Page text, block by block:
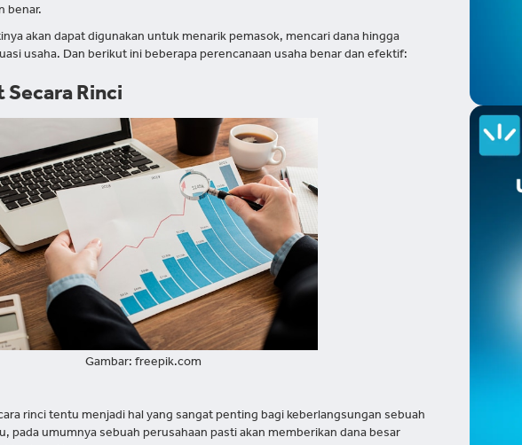
benar.
akan dapat digunakan untuk menarik pemasok, mencari dana hingga
usaha. Dan berikut ini beberapa perencanaan usaha benar dan efektif:
Secara Rinci
Gambar: freepik.com
rinci tentu menjadi hal yang sangat penting bagi keberlangsungan sebuah
pada umumnya sebuah perusahaan pasti akan memberikan dana besar